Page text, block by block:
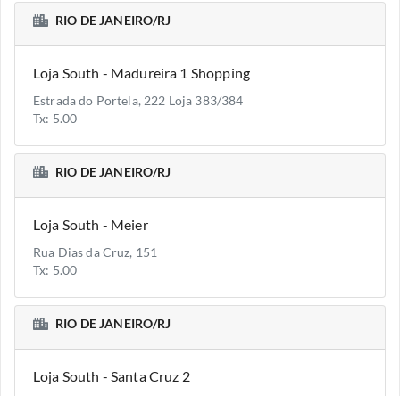
RIO DE JANEIRO/RJ
Loja South - Madureira 1 Shopping
Estrada do Portela, 222 Loja 383/384
Tx: 5.00
RIO DE JANEIRO/RJ
Loja South - Meier
Rua Dias da Cruz, 151
Tx: 5.00
RIO DE JANEIRO/RJ
Loja South - Santa Cruz 2